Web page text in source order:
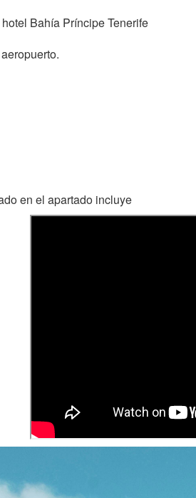
Bahía Príncipe Tenerife
en el apartado incluye